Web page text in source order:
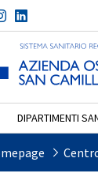
DIPARTIMENTI